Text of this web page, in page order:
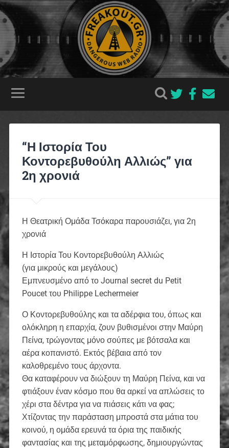
“Η Ιστορία Του
Κοντορεβυθούλη Αλλιώς” για
2η χρονιά
Η Θεατρική Ομάδα Τσόκαρα παρουσιάζει, για 2η
χρονιά
Η Ιστορία Του Κοντορεβυθούλη Αλλιώς
(για μικρούς και μεγάλους)
Εμπνευσμένο από το Journal secret du Petit
Poucet του Philippe Lechermeier
Ο Κοντορεβυθούλης και τα αδέρφια του, όπως και
ολόκληρη η επαρχία, ζουν βυθισμένοι στην Μαύρη
Πείνα, τρώγοντας μόνο σούπες με βότσαλα και
αέρα κοπανιστό. Εκτός βέβαια από τον
καλοθρεμένο τους άρχοντα.
Θα καταφέρουν να διώξουν τη Μαύρη Πείνα, και να
φτιάξουν έναν κόσμο που θα αρκεί να απλώσεις το
χέρι στα δέντρα για να πιάσεις κάτι να φας;
Χτίζοντας την παράσταση μπροστά στα μάτια του
κοινού, η ομάδα ερευνά τα όρια της παιδικής
φαντασίας και της μεταμόρφωσης, δημιουργώντας